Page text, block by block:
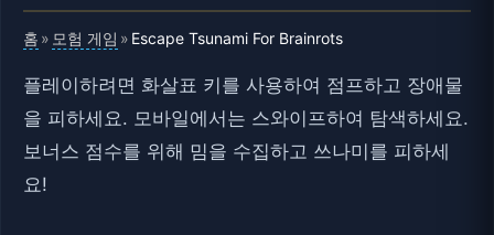
홈 » 모험 게임 » Escape Tsunami For Brainrots
플레이하려면 화살표 키를 사용하여 점프하고 장애물
을 피하세요. 모바일에서는 스와이프하여 탐색하세요.
보너스 점수를 위해 밈을 수집하고 쓰나미를 피하세
요!